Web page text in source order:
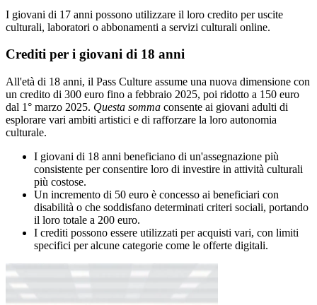
I giovani di 17 anni possono utilizzare il loro credito per uscite
culturali, laboratori o abbonamenti a servizi culturali online.
Crediti per i giovani di 18 anni
All'età di 18 anni, il Pass Culture assume una nuova dimensione con
un credito di 300 euro fino a febbraio 2025, poi ridotto a 150 euro
dal 1° marzo 2025. Questa somma consente ai giovani adulti di
esplorare vari ambiti artistici e di rafforzare la loro autonomia
culturale.
I giovani di 18 anni beneficiano di un'assegnazione più
consistente per consentire loro di investire in attività culturali
più costose.
Un incremento di 50 euro è concesso ai beneficiari con
disabilità o che soddisfano determinati criteri sociali, portando
il loro totale a 200 euro.
I crediti possono essere utilizzati per acquisti vari, con limiti
specifici per alcune categorie come le offerte digitali.